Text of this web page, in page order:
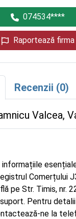
074534****
Raportează firma
Recenzii (0)
Valcea,
Comerțului
pe Str. Timis, nr.
Pentru
ne la